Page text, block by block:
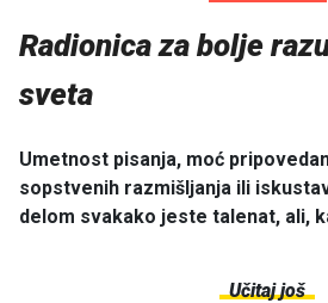
Radionica za bolje
sveta
Umetnost pisanja, moć
sopstvenih razmišljanja ili
delom svakako jeste talenat, ali,
Učitaj još